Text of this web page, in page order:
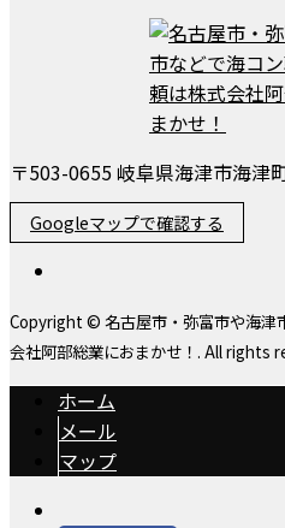
〒503-0655 岐阜県海津市海津
Googleマップで確認する
Copyright © 名古屋市・弥富市や海津
会社阿部総業におまかせ！. All rights
ホーム
メール
マップ